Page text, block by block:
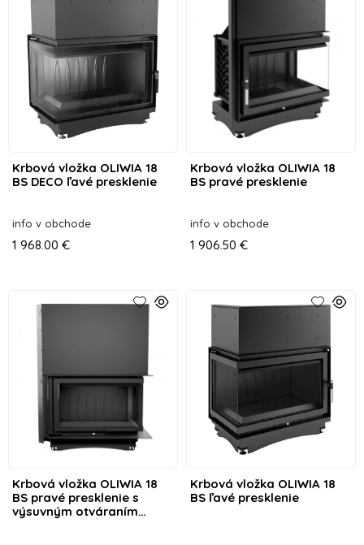
Krbová vložka OLIWIA 18
BS DECO ľavé presklenie
info v obchode
1 968.00 €
Krbová vložka OLIWIA 18
BS pravé presklenie
info v obchode
1 906.50 €
Krbová vložka OLIWIA 18
BS pravé presklenie s
výsuvným otváraním
Krbová vložka OLIWIA 18
BS ľavé presklenie